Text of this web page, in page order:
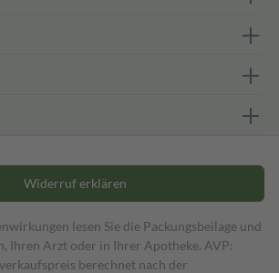
Widerruf erklären
lesen Sie die Packungsbeilage und
Ihren Arzt oder in Ihrer Apotheke. AVP:
berechnet nach der